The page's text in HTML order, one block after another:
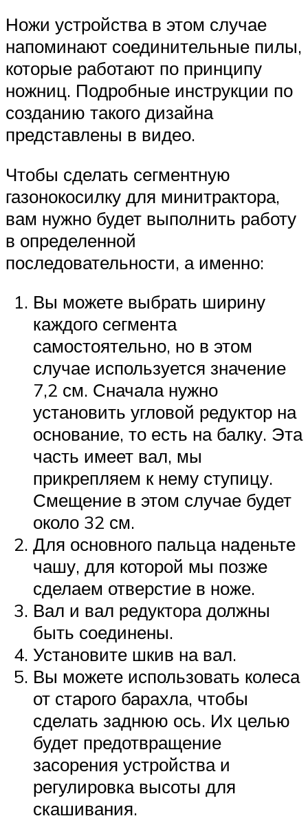
Ножи устройства в этом случае
напоминают соединительные пилы,
которые работают по принципу
ножниц. Подробные инструкции по
созданию такого дизайна
представлены в видео.
Чтобы сделать сегментную
газонокосилку для минитрактора,
вам нужно будет выполнить работу
в определенной
последовательности, а именно:
Вы можете выбрать ширину
каждого сегмента
самостоятельно, но в этом
случае используется значение
7,2 см. Сначала нужно
установить угловой редуктор на
основание, то есть на балку. Эта
часть имеет вал, мы
прикрепляем к нему ступицу.
Смещение в этом случае будет
около 32 см.
Для основного пальца наденьте
чашу, для которой мы позже
сделаем отверстие в ноже.
Вал и вал редуктора должны
быть соединены.
Установите шкив на вал.
Вы можете использовать колеса
от старого барахла, чтобы
сделать заднюю ось. Их целью
будет предотвращение
засорения устройства и
регулировка высоты для
скашивания.